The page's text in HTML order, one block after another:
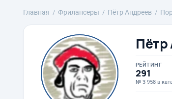
Главная Фрилансеры Пётр Андреев
Пётр
РЕЙТИНГ
291
№ 3 958 в